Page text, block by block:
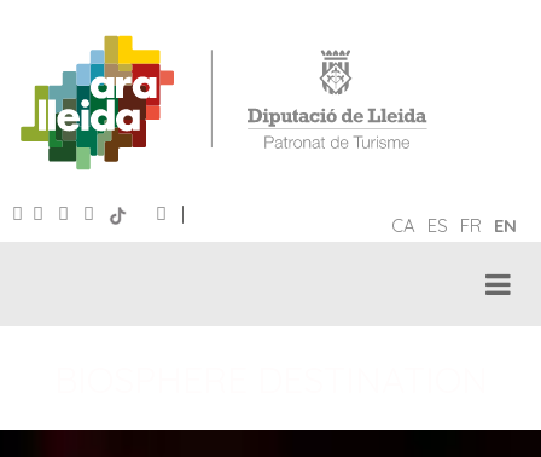
CA ES FR EN
|